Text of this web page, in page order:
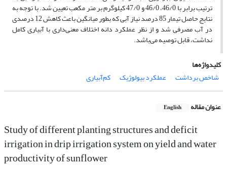
ترتیب برابر با 46/0، 46/0 و 47/0 کیلوگرم بر متر مکعب تعیین شد. با توجه به
نتایج حاصل تیمار 85 درصد نیاز آبی که بطور میانگین باعث کاهش 12 درصدی
در آب مصرفی شد و از نظر عملکرد دانه اختلاف معنی‌داری با آبیاری کامل
نداشت، قابل توصیه می‌باشد.
کلیدواژه‌ها
شاخص برداشت
عملکرد بیولوژیک کم‌آبیاری
عنوان مقاله English
Study of different planting structures and deficit
irrigation in drip irrigation system on yield and water
productivity of sunflower